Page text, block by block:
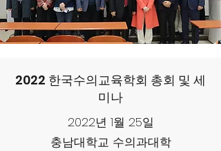
2022 한국수의교육학회 총회 및 세
미나
2022년 1월 25일
충남대학교 수의과대학